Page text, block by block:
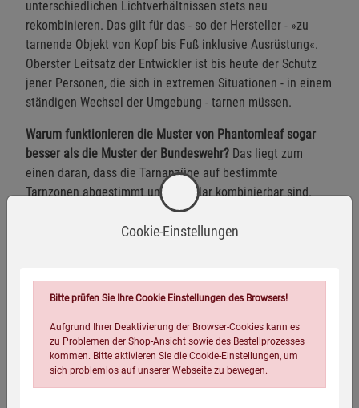
unterschiedlichen Lichtverhältnissen stets neu
rekombinieren. Das gilt für das - so der Hersteller - »zu
tarnende Objekt von Kopf bis Fuß inklusive Ausrüstung«.
Oberster Leitsatz der Entwickler ist bis heute der Schutz
jener Personen, die sich in extremen Situationen - in einem
ständigen Wechsel der Umgebung - tarnen müssen.
Warum funktionieren die Muster von Phantomleaf sogar
besser als die Muster der Bundeswehr? Das liegt zum
einen daran, dass die Tarnanzüge auf bestimmte
Tarnzonen abgestimmt und modular kombinierbar sind.
Zum anderen liegt es auch an den hohen
Qualitätsstandards der Firma, die Farben verwendet,
Das sagt Phantomleaf:»Unser patentiertes System lässt
sich mit robusten und energieeffizienten Methoden
umsetzen. Wir wollen damit dem Anwender wenig
störanfällige und damit stressresistente Produkte zur
Verfügung stellen.« Wir würden sagen, das ist gelungen.
Cookie-Einstellungen
Bitte prüfen Sie Ihre Cookie Einstellungen des Browsers!
Aufgrund Ihrer Deaktivierung der Browser-Cookies kann es
zu Problemen der Shop-Ansicht sowie des Bestellprozesses
kommen. Bitte aktivieren Sie die Cookie-Einstellungen, um
sich problemlos auf unserer Webseite zu bewegen.